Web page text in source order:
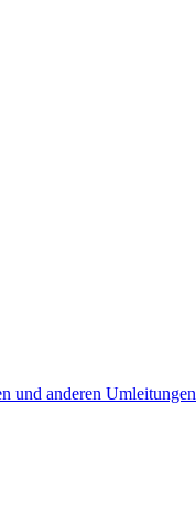
und anderen Umleitungen